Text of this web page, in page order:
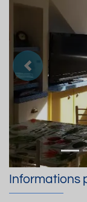
Précedent
Informations